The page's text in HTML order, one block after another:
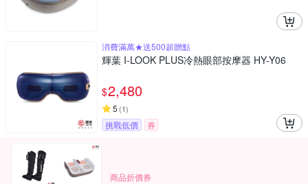
消費滿萬★送500超贈點
輝葉 I-LOOK PLUS冷熱眼部按摩器 HY-Y06
$2,480
5 (1)
挑戰低價 券
商品折價券